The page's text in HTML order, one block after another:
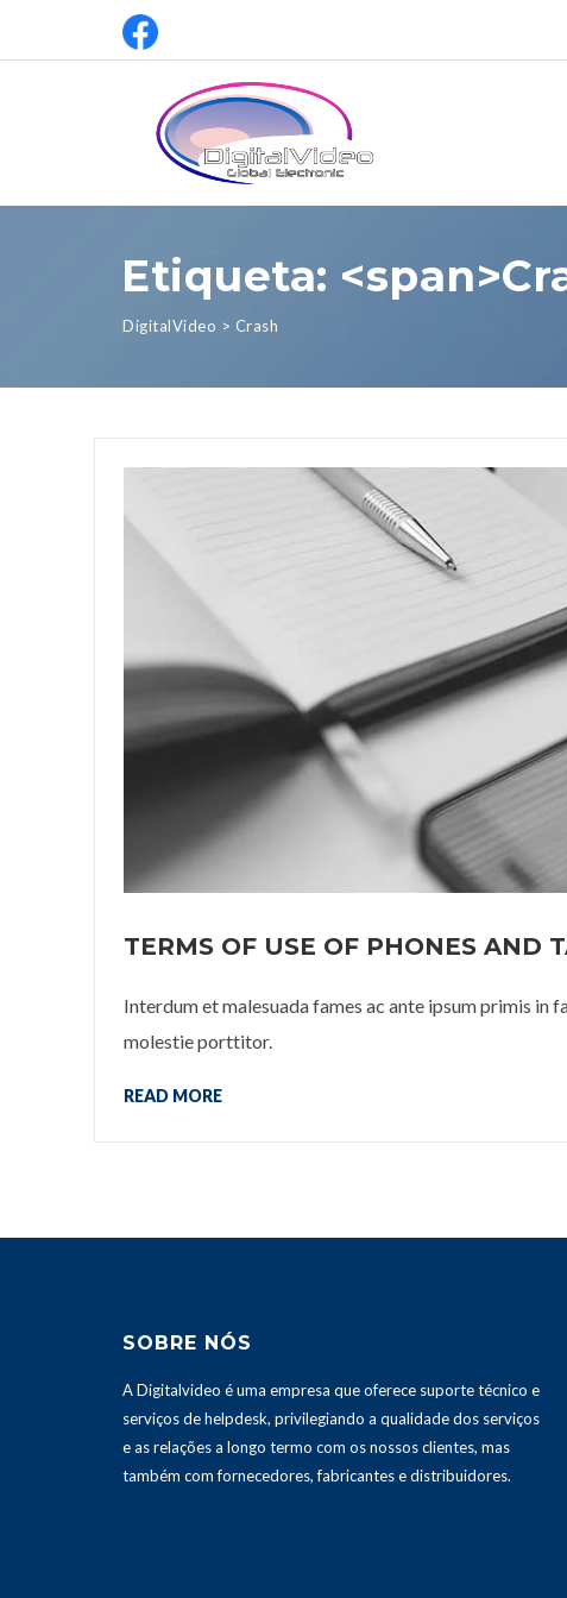
Etiqueta:
DigitalVideo > Crash
TERMS OF USE OF PHONES AND
Interdum et malesuada fames ac ante ipsum primis in
molestie porttitor.
READ MORE
SOBRE NÓS
A Digitalvideo é uma empresa que oferece suporte técnico e
serviços de helpdesk, privilegiando a qualidade dos serviços
e as relações a longo termo com os nossos clientes, mas
também com fornecedores, fabricantes e distribuidores.